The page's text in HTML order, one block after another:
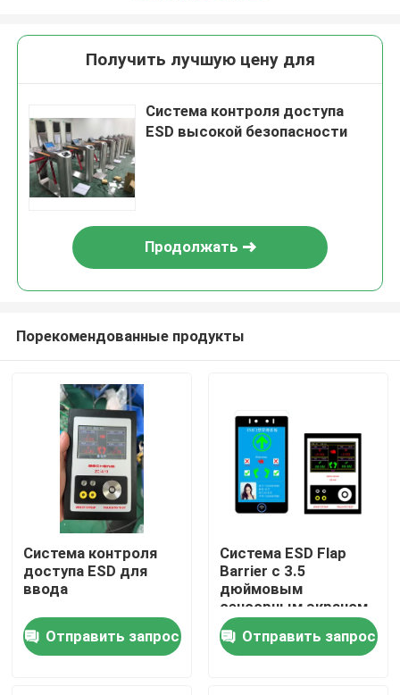
Главная страница
Продукция
Получить лучшую цену для
Система контроля доступа
ESD высокой безопасности
Продолжать
Порекомендованные продукты
Система контроля
доступа ESD для
ввода
Отправить запрос
Система ESD Flap
Barrier с 3.5
дюймовым
сенсорным экраном
Отправить запрос